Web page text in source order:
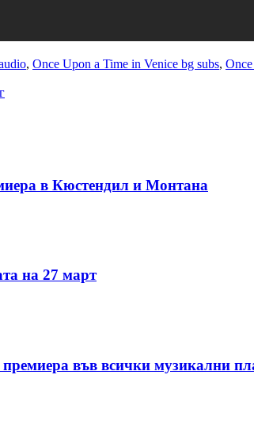
, Once Upon a Time in Venice bg subs,
в Кюстендил и Монтана
на 27 март
във всички музикални